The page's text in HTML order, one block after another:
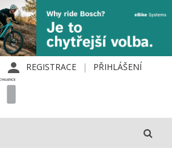
REGISTRACE PŘIHLÁŠENÍ